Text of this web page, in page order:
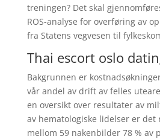
treningen ? Det skal
ROS-analyse for overføring av
fra Statens vegvesen til
Thai escort oslo
Bakgrunnen er
vår andel av drift av felles
en oversikt over resultater av
av hematologiske lidelser er
mellom 59 nakenbilder 78 % av